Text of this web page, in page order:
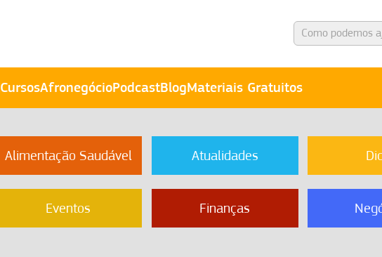
CursosAfronegócioPodcastBlogMateriais Gratuitos
Alimentação Saudável Atualidades
Eventos Finanças